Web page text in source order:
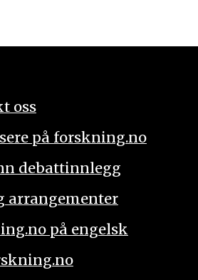
oss
på forskning.no
debattinnlegg
arrangementer
på engelsk